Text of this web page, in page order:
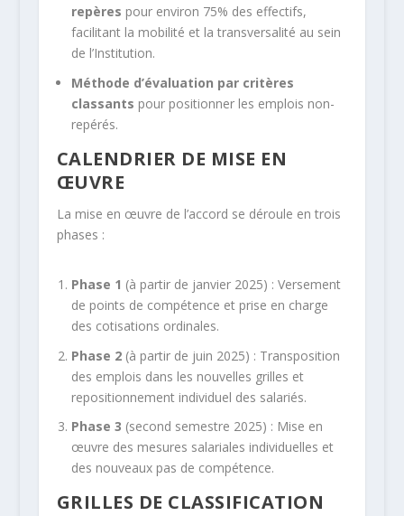
repères pour environ 75% des effectifs,
facilitant la mobilité et la transversalité au sein
de l’Institution.
Méthode d’évaluation par critères
classants pour positionner les emplois non-
repérés.
CALENDRIER DE MISE EN
ŒUVRE
La mise en œuvre de l’accord se déroule en trois
phases :
Phase 1 (à partir de janvier 2025) : Versement
de points de compétence et prise en charge
des cotisations ordinales.
Phase 2(à partir de juin 2025) : Transposition
des emplois dans les nouvelles grilles et
repositionnement individuel des salariés.
Phase 3 (second semestre 2025) : Mise en
œuvre des mesures salariales individuelles et
des nouveaux pas de compétence.
GRILLES DE CLASSIFICATION